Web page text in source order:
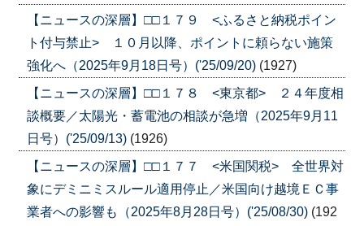
【ニュースの深層】□□１７９ <ふるさと納税ポイン
ト付与禁止> １０月以降、ポイントに頼らない施策
強化へ（2025年9月18日号）('25/09/20) (1927)
【ニュースの深層】□□１７８ <東京都> ２４年度相
談概要／太陽光・蓄電池の相談が急増（2025年9月11
日号）('25/09/13) (1926)
【ニュースの深層】□□１７７ <米国関税> 全世界対
象にデミニミスルール適用停止／米国向け越境ＥＣ事
業者への影響も（2025年8月28日号）('25/08/30) (192